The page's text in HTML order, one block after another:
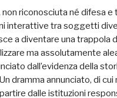
riconosciuta né difesa e
interattive tra soggetti
a diventare una trappola
ma assolutamente
dall’evidenza della
dramma annunciato, di cui
dalle istituzioni